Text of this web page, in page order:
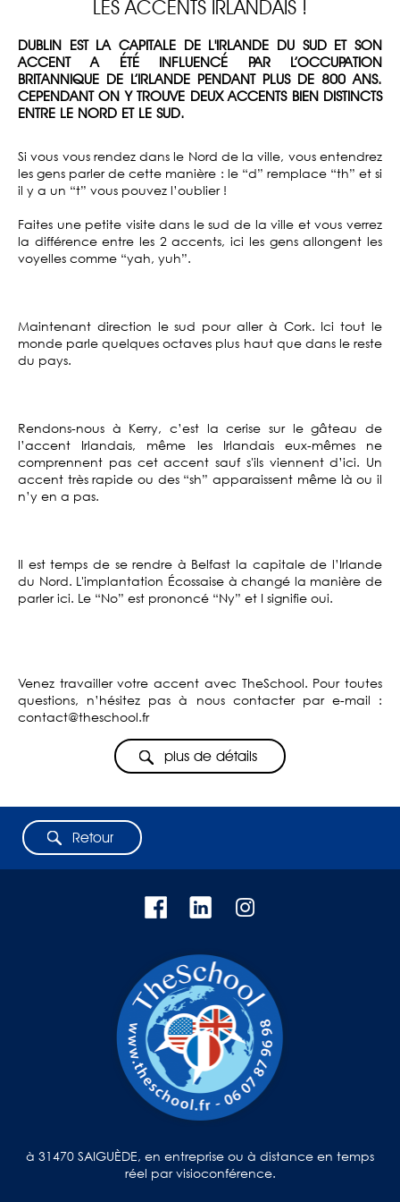
LES ACCENTS IRLANDAIS !
DUBLIN EST LA CAPITALE DE L'IRLANDE DU SUD ET SON
ACCENT A ÉTÉ INFLUENCÉ PAR L’OCCUPATION
BRITANNIQUE DE L’IRLANDE PENDANT PLUS DE 800 ANS.
CEPENDANT ON Y TROUVE DEUX ACCENTS BIEN DISTINCTS
ENTRE LE NORD ET LE SUD.
Si vous vous rendez dans le Nord de la ville, vous entendrez
les gens parler de cette manière : le “d” remplace “th” et si
il y a un “t” vous pouvez l’oublier !
Faites une petite visite dans le sud de la ville et vous verrez
la différence entre les 2 accents, ici les gens allongent les
voyelles comme “yah, yuh”.
Maintenant direction le sud pour aller à Cork. Ici tout le
monde parle quelques octaves plus haut que dans le reste
du pays.
Rendons-nous à Kerry, c’est la cerise sur le gâteau de
l’accent Irlandais, même les Irlandais eux-mêmes ne
comprennent pas cet accent sauf s'ils viennent d’ici. Un
accent très rapide ou des “sh” apparaissent même là ou il
n’y en a pas.
Il est temps de se rendre à Belfast la capitale de l’Irlande
du Nord. L'implantation Écossaise à changé la manière de
parler ici. Le “No” est prononcé “Ny” et I signifie oui.
Venez travailler votre accent avec TheSchool. Pour toutes
questions, n’hésitez pas à nous contacter par e-mail :
contact@theschool.fr
plus de détails
Retour
à 31470 SAIGUÈDE, en entreprise ou à distance en temps
réel par visioconférence.